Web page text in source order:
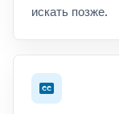
искать позже.